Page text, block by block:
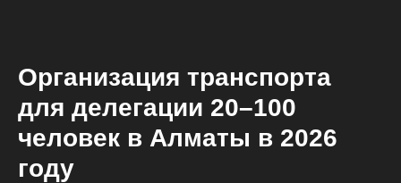
Организация транспорта
для делегации 20–100
человек в Алматы в 2026
году